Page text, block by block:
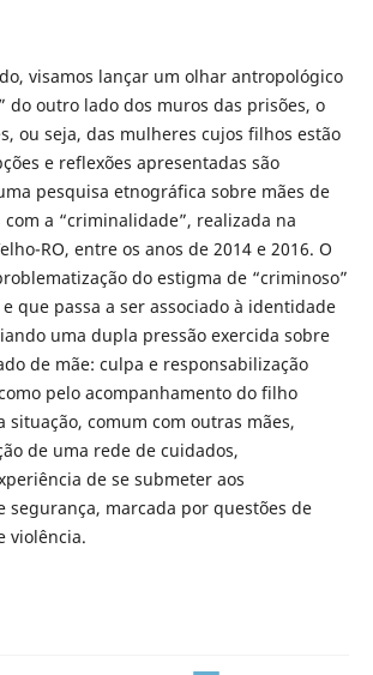
visamos lançar um olhar antropológico
do outro lado dos muros das prisões, o
ou seja, das mulheres cujos filhos estão
e reflexões apresentadas são
pesquisa etnográfica sobre mães de
com a “criminalidade”, realizada na
RO, entre os anos de 2014 e 2016. O
do estigma de “criminoso”
que passa a ser associado à identidade
uma dupla pressão exercida sobre
de mãe: culpa e responsabilização
pelo acompanhamento do filho
situação, comum com outras mães,
de uma rede de cuidados,
de se submeter aos
segurança, marcada por questões de
violência.